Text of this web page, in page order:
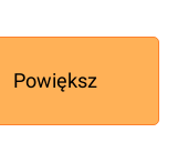
Powiększ